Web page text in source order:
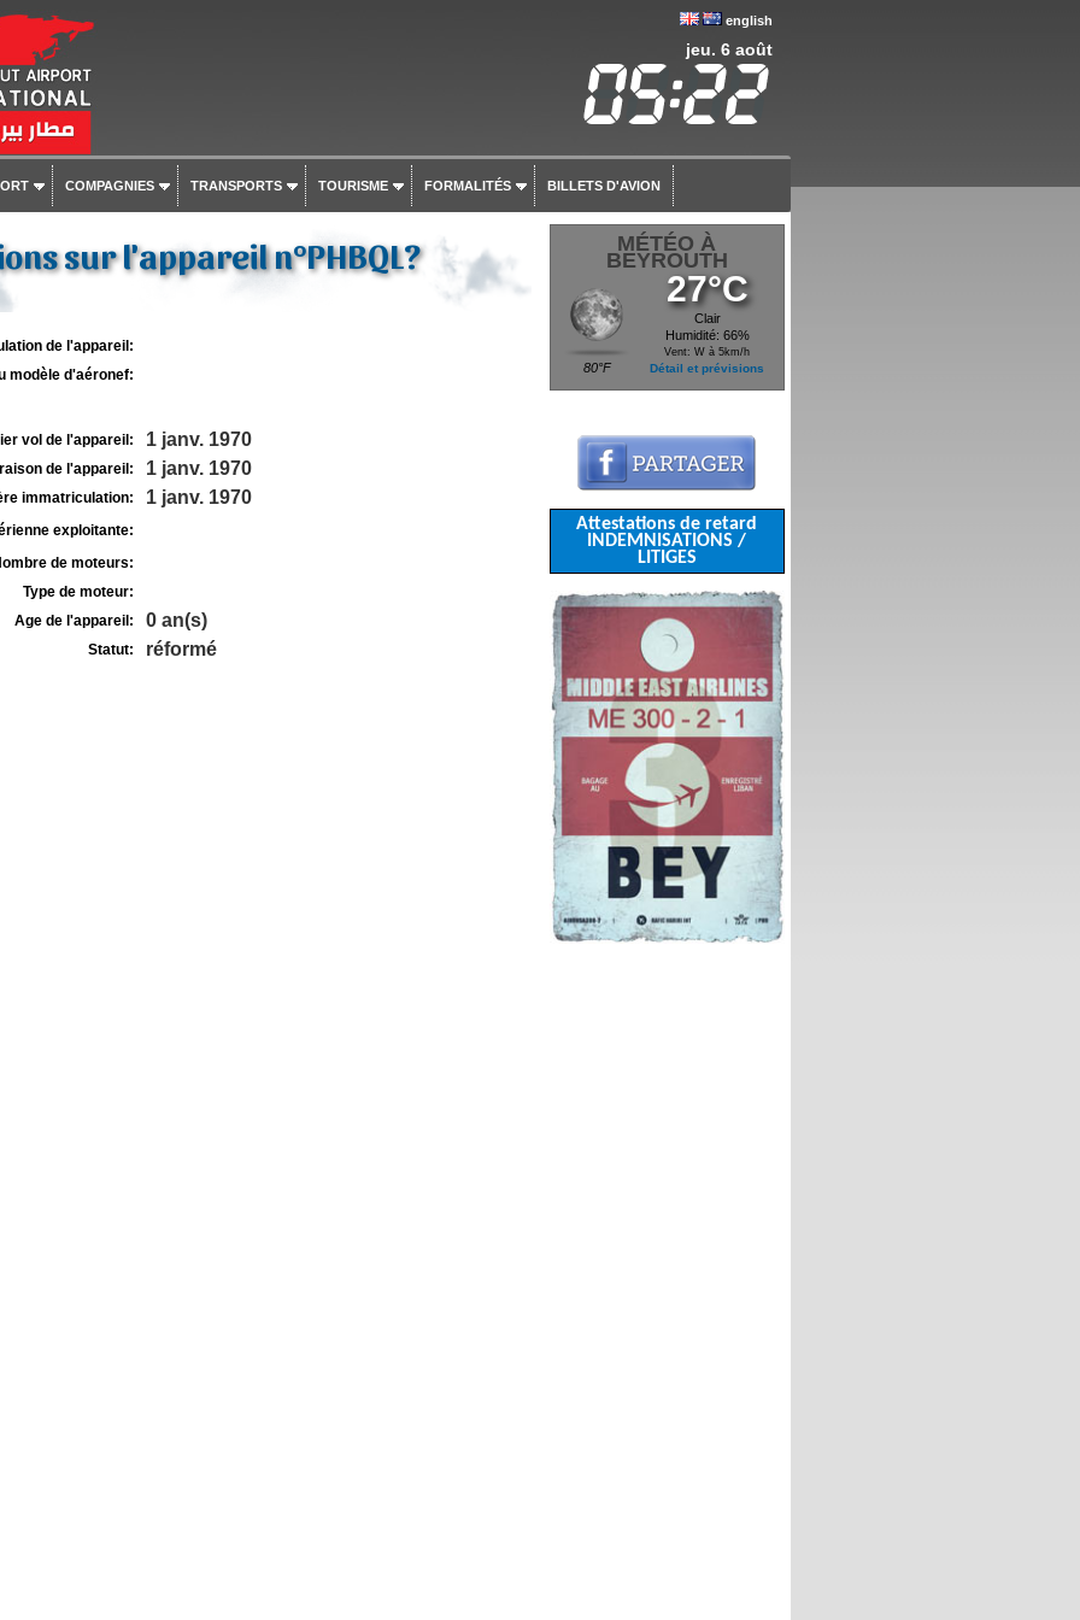
english
jeu. 6 août
COMPAGNIES TRANSPORTS TOURISME FORMALITÉS BILLETS D'AVION
sur l'appareil n°PHBQL?
de l'appareil:
modèle d'aéronef:
vol de l'appareil: 1 janv. 1970
de l'appareil: 1 janv. 1970
immatriculation: 1 janv. 1970
exploitante:
de moteurs:
Type de moteur:
Age de l'appareil:
0 an(s)
Statut: réformé
MÉTÉO À
BEYROUTH
80°F
27°C
Clair
Humidité: 66%
Vent: W à 5km/h
Détail et prévisions
Attestations de retard
INDEMNISATIONS /
LITIGES